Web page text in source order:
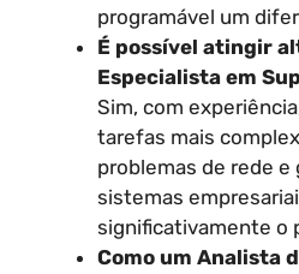
programável um
É possível atingir
Especialista em
Sim, com
tarefas mais
problemas de rede
sistemas
significativamente o
Como um Analista